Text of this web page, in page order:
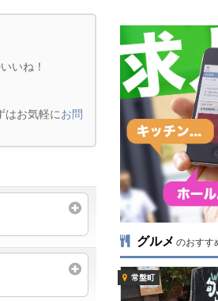
いね！
はお気軽にお問
グルメ のおすす
常盤町